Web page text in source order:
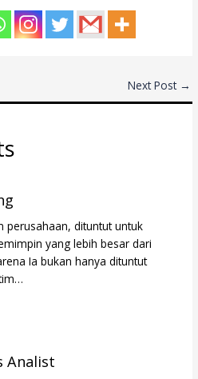
Next Post →
perusahaan, dituntut untuk
yang lebih besar dari
Ia bukan hanya dituntut
Analist